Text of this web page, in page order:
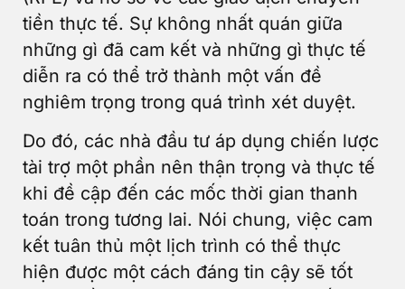
tiền thực tế. Sự không nhất quán giữa
những gì đã cam kết và những gì thực tế
diễn ra có thể trở thành một vấn đề
nghiêm trọng trong quá trình xét duyệt.
Do đó, các nhà đầu tư áp dụng chiến lược
tài trợ một phần nên thận trọng và thực tế
khi đề cập đến các mốc thời gian thanh
toán trong tương lai. Nói chung, việc cam
kết tuân thủ một lịch trình có thể thực
hiện được một cách đáng tin cậy sẽ tốt